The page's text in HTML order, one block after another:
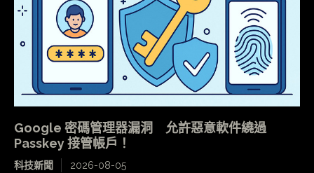
Google 密碼管理器漏洞 允許惡意軟件繞過
Passkey 接管帳戶！
科技新聞 2026-08-05